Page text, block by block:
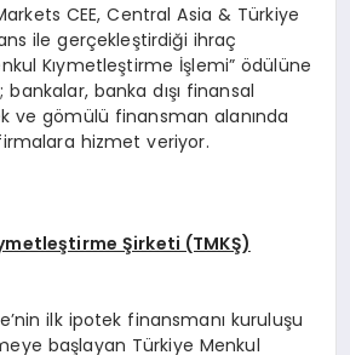
CEE, Central Asia & Türkiye
ile gerçekleştirdiği ihraç
Kıymetleştirme İşlemi” ödülüne
bankalar, banka dışı finansal
ve gömülü finansman alanında
hizmet veriyor.
Şirketi (TMKŞ)
ilk ipotek finansmanı kuruluşu
başlayan Türkiye Menkul